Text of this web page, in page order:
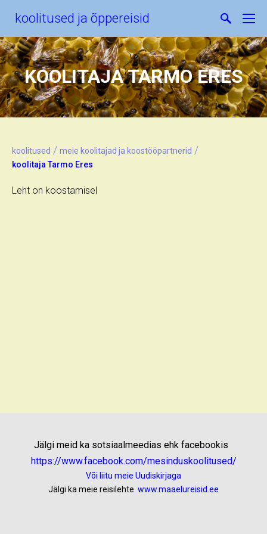
koolitused ja õppereisid
KOOLITAJA TARMO ERES
koolitused / meie koolitajad ja koostööpartnerid /
koolitaja Tarmo Eres
Leht on koostamisel
Jälgi meid ka sotsiaalmeedias ehk facebookis
https://www.facebook.com/mesinduskoolitused/
Või liitu meie Uudiskirjaga
Jälgi ka meie reisilehte www.maaelureisid.ee